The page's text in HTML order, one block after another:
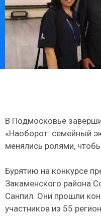
В Подмосковье
«Наоборот: семейный
менялись ролями,
Бурятию на конкурсе
Закаменского района
Санпил. Они прошли
участников из 55